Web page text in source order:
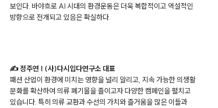
보인다. 바야흐로 AI 시대의 환경운동은 더욱 복합적이고 역설적인
방향으로 전개되고 있음은 확실하다.
✍ 정주연 | (사)다시입다연구소 대표
패션 산업이 환경에 미치는 영향을 널리 알리고, 지속 가능한 의생활
문화를 확산하여 의류 폐기물을 줄이고자 다양한 캠페인을 펼치고
있습니다. 특히 의류 교환과 수선의 가치와 즐거움을 많은 이들과